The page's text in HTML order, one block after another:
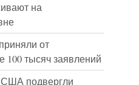
на
от
100 тысяч заявлений
США подвергли